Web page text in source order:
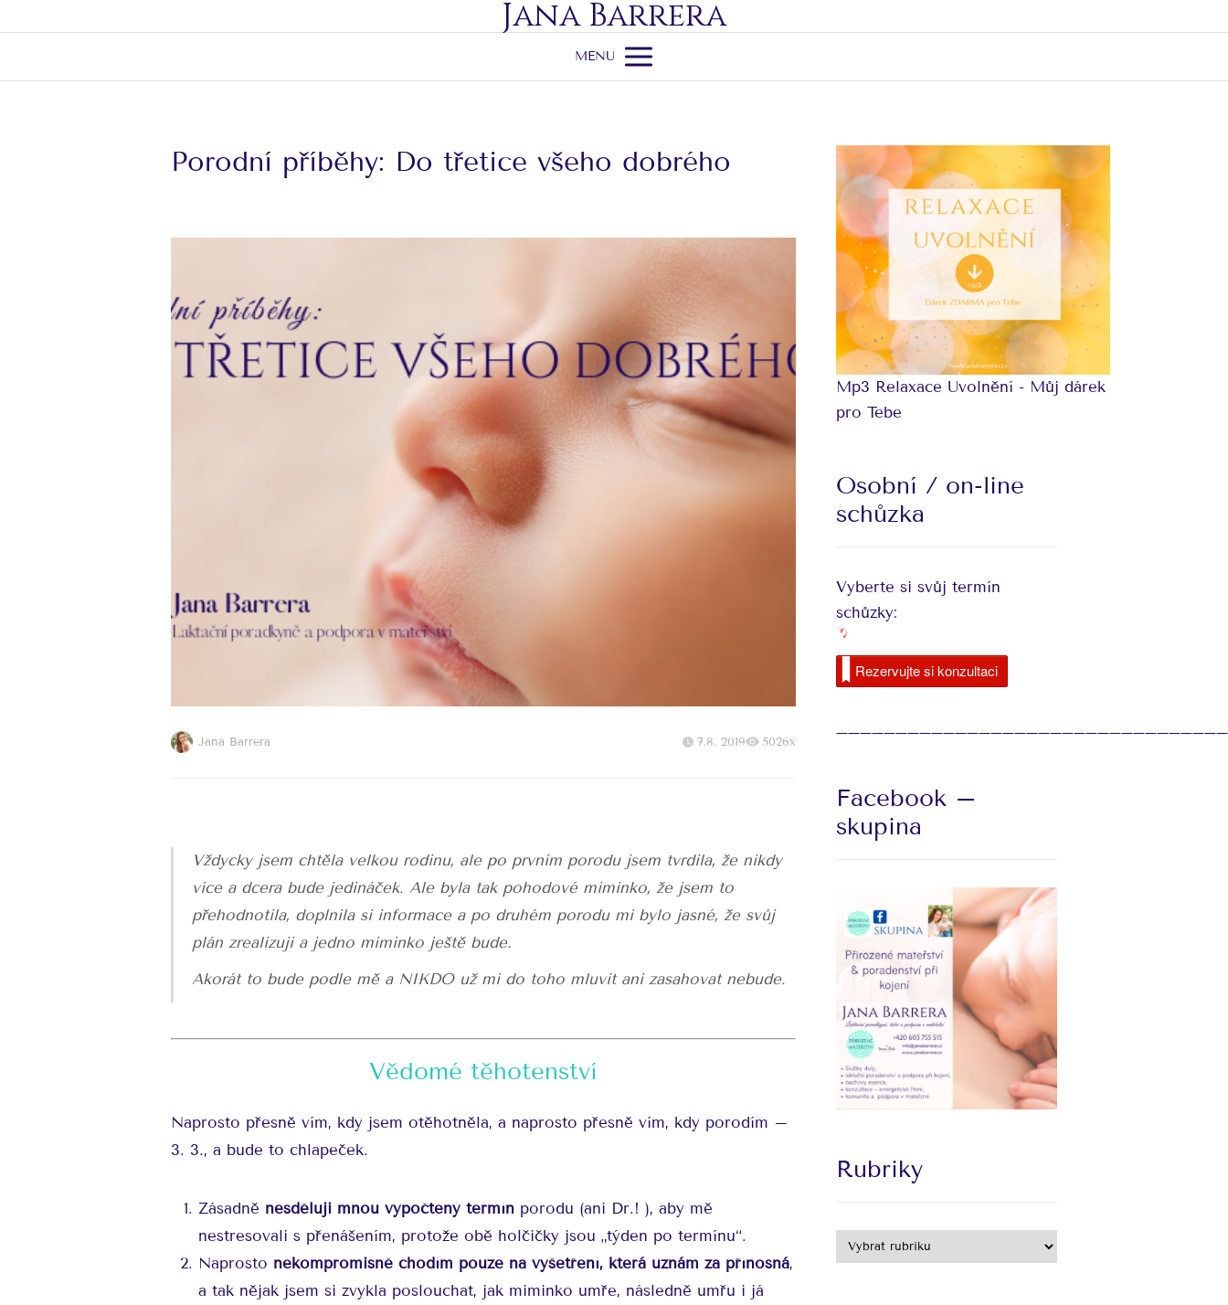
Jana Barrera
MENU
Porodní příběhy: Do třetice všeho dobrého
Jana Barrera 7.8. 2019 5026x
Vždycky jsem chtěla velkou rodinu, ale po prvním porodu jsem tvrdila, že nikdy
více a dcera bude jedináček. Ale byla tak pohodové miminko, že jsem to
přehodnotila, doplnila si informace a po druhém porodu mi bylo jasné, že svůj
plán zrealizuji a jedno miminko ještě bude.
Akorát to bude podle mě a NIKDO už mi do toho mluvit ani zasahovat nebude.
Vědomé těhotenství
Naprosto přesně vím, kdy jsem otěhotněla, a naprosto přesně vím, kdy porodím –
3. 3., a bude to chlapeček.
Zásadně nesděluji mnou vypočtený termín porodu (ani Dr.! ), aby mě
nestresovali s přenášením, protože obě holčičky jsou „týden po termínu“.
Naprosto nekompromisně chodím pouze na vyšetření, která uznám za přínosná,
a tak nějak jsem si zvykla poslouchat, jak miminko umře, následně umřu i já
Mp3 Relaxace Uvolnění - Můj dárek
pro Tebe
Osobní / on-line
schůzka
Vyberte si svůj termín
schůzky:
Rezervujte si konzultaci
Facebook –
skupina
Rubriky